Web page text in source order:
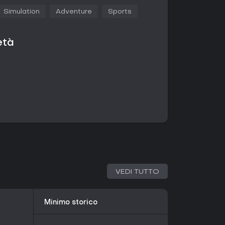
memoria, assemblaggio di pattern e
ognuna con design e animazioni uniche. La
anime in linea con il tono spensierato,
2D dettagliate. I comandi sono
in puro stile indie e con focus sul
a rompicapo per creare immagini
un tocco dinamico.
Simulation Adventure Sports
VEDI TUTTO
Minimo storico